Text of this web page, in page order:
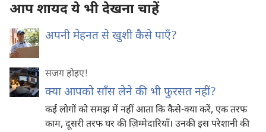
आप शायद ये भी देखना चाहें
अपनी मेहनत से खुशी कैसे पाएँ?
सजग होइए‍!
क्या आपको साँस लेने की भी फुरसत नहीं?
कई लोगों को समझ में नहीं आता कि कैसे-क्या करें, एक तरफ
काम, दूसरी तरफ घर की ज़िम्मेदारियाँ। उनकी इस परेशानी की